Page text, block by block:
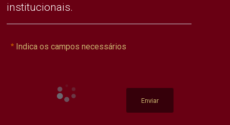
institucionais.
Indica os campos necessários
Enviar